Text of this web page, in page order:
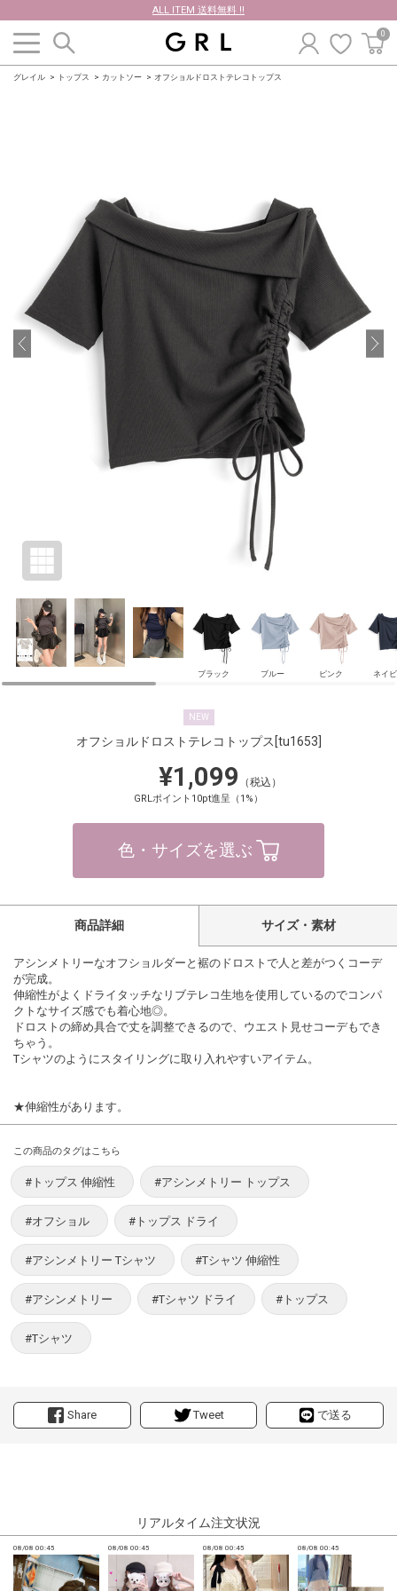
ALL ITEM 送料無料 !!
0
グレイル トップス カットソー オフショルドロストテレコトップス
ブラック ブルー ピンク ネイ
NEW
オフショルドロストテレコトップス [tu1653]
¥1,099 （税込）
GRLポイント10pt進呈（1%）
色・サイズを選ぶ
Share Tweet で送る
商品詳細 サイズ・素材
アシンメトリーなオフショルダーと裾のドロストで人と差がつくコーデ
が完成。
伸縮性がよくドライタッチなリブテレコ生地を使用しているのでコンパ
クトなサイズ感でも着心地◎。
ドロストの締め具合で丈を調整できるので、ウエスト見せコーデもでき
ちゃう。
Tシャツのようにスタイリングに取り入れやすいアイテム。
★伸縮性があります。
この商品のタグはこちら
#トップス 伸縮性 #アシンメトリー トップス
#オフショル #トップス ドライ
#アシンメトリー Tシャツ #Tシャツ 伸縮性
#アシンメトリー #Tシャツ ドライ #トップス
#Tシャツ
リアルタイム注文状況
08/08 00:45 08/08 00:45 08/08 00:45 08/08 00:45